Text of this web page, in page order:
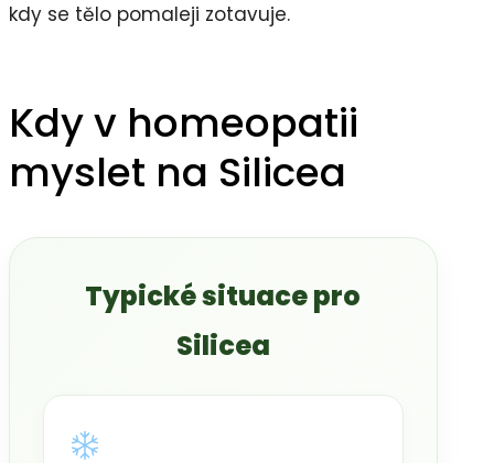
kdy se tělo pomaleji zotavuje.
Kdy v homeopatii
myslet na Silicea
Typické situace pro
Silicea